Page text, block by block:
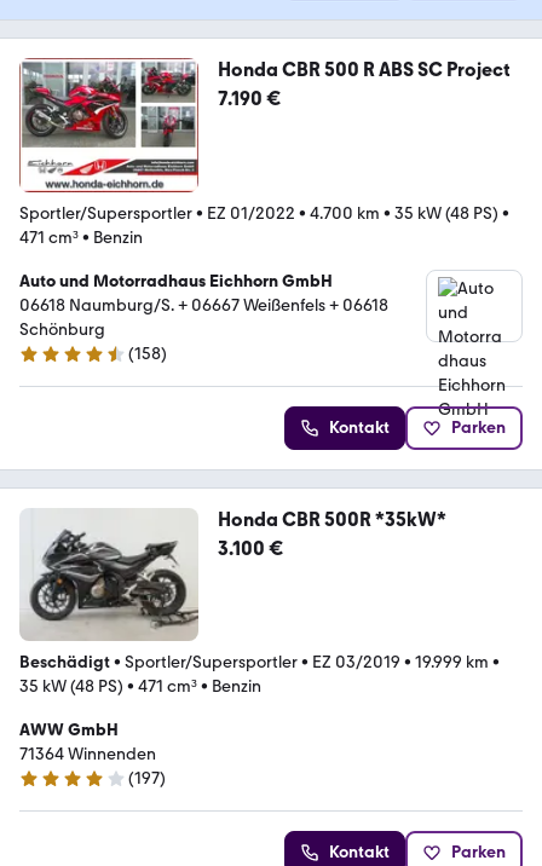
Honda CBR 500 R ABS SC Project
7.190 €
Sportler/Supersportler• EZ 01/2022 • 4.700 km • 35 kW (48 PS) •
471 cm³• Benzin
Auto und Motorradhaus Eichhorn GmbH
06618 Naumburg/S. + 06667 Weißenfels + 06618
Schönburg
4.7 Sterne
(158)
Kontakt Parken
Honda CBR 500R *35kW*
3.100 €
Beschädigt• Sportler/Supersportler• EZ 03/2019 • 19.999 km •
35 kW (48 PS) • 471 cm³• Benzin
AWW GmbH
71364 Winnenden
4.2 Sterne
(197)
Kontakt Parken